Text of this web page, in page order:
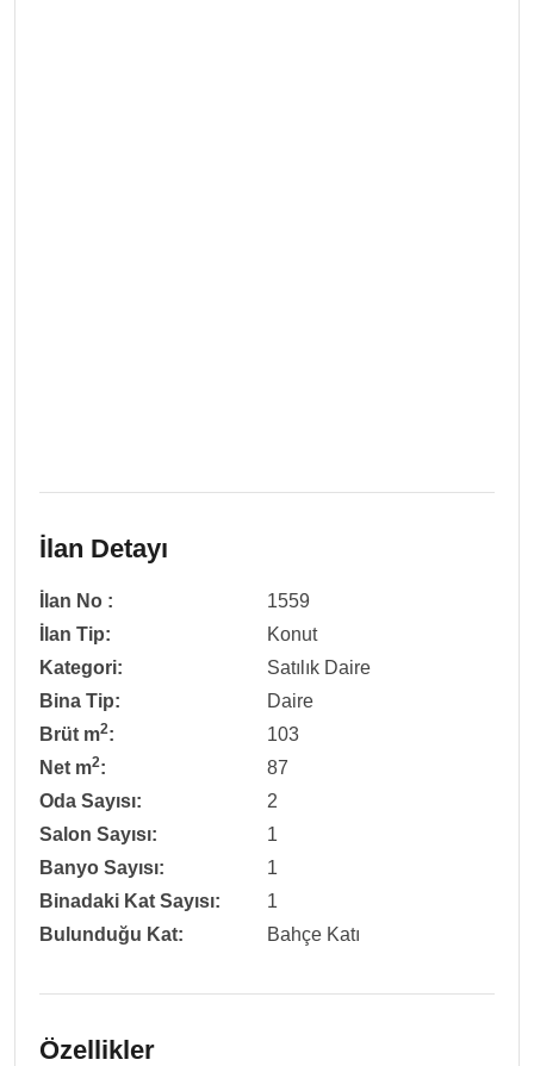
İlan Detayı
İlan No :
1559
İlan Tip:
Konut
Kategori:
Satılık Daire
Bina Tip:
Daire
Brüt m2:
103
Net m2:
87
Oda Sayısı:
2
Salon Sayısı:
1
Banyo Sayısı:
1
Binadaki Kat Sayısı:
1
Bulunduğu Kat:
Bahçe Katı
Özellikler